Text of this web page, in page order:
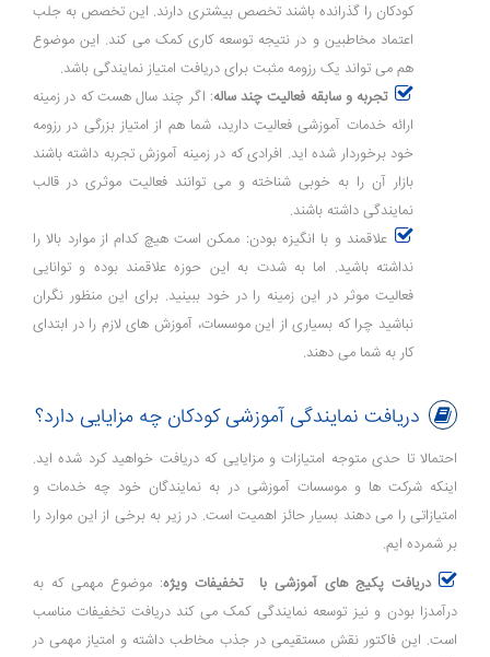
کودکان را گذرانده باشند تخصص بیشتری دارند. این تخصص به جلب
اعتماد مخاطبین و در نتیجه توسعه کاری کمک می کند. این موضوع
هم می تواند یک رزومه مثبت برای دریافت امتیاز نمایندگی باشد.
تجربه و سابقه فعالیت چند ساله: اگر چند سال هست که در زمینه
ارائه خدمات آموزشی فعالیت دارید، شما هم از امتیاز بزرگی در رزومه
خود برخوردار شده اید. افرادی که در زمینه آموزش تجربه داشته باشند
بازار آن را به خوبی شناخته و می توانند فعالیت موثری در قالب
نمایندگی داشته باشند.
علاقمند و با انگیزه بودن: ممکن است هیچ کدام از موارد بالا را
نداشته باشید. اما به شدت به این حوزه علاقمند بوده و توانایی
فعالیت موثر در این زمینه را در خود ببینید. برای این منظور نگران
نباشید چرا که بسیاری از این موسسات، آموزش های لازم را در ابتدای
کار به شما می دهند.
دریافت نمایندگی آموزشی کودکان چه مزایایی دارد؟
احتمالا تا حدی متوجه امتیازات و مزایایی که دریافت خواهید کرد شده اید.
اینکه شرکت ها و موسسات آموزشی در به نمایندگان خود چه خدمات و
امتیازاتی را می دهند بسیار حائز اهمیت است. در زیر به برخی از این موارد را
بر شمرده ایم.
دریافت پکیج های آموزشی با تخفیفات ویژه: موضوع مهمی که به
درآمدزا بودن و نیز توسعه نمایندگی کمک می کند دریافت تخفیفات مناسب
است. این فاکتور نقش مستقیمی در جذب مخاطب داشته و امتیاز مهمی در